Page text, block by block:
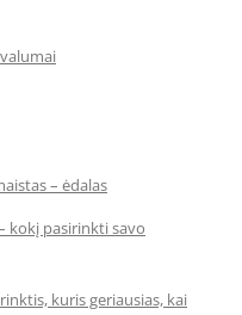
– ėdalas
kokį pasirinkti savo
kuris geriausias, kai